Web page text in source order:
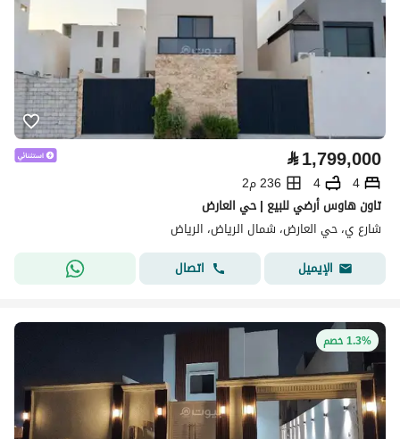
⃁1,799,000
4
4
236 م2
تاون هاوس أرضي للبيع | حي العارض
شارع ي، حي العارض، شمال الرياض، الرياض
الإيميل
اتصال
1.3% خصم